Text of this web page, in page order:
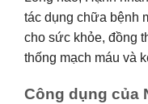
tác dụng chữa bệnh
cho sức khỏe, đồng
thống mạch máu và
Công dụng của